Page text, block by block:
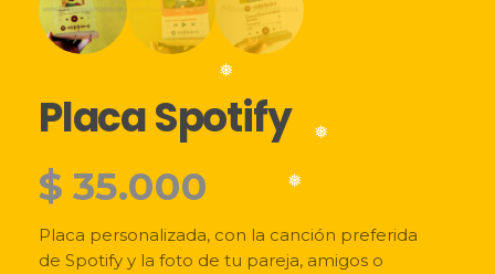
Acceder
Placa Spotify
$ 35.000
Placa personalizada, con la canción preferida
de Spotify y la foto de tu pareja, amigos o
❅